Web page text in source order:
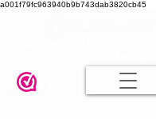
a001f79fc963940b9b743dab3820cb45